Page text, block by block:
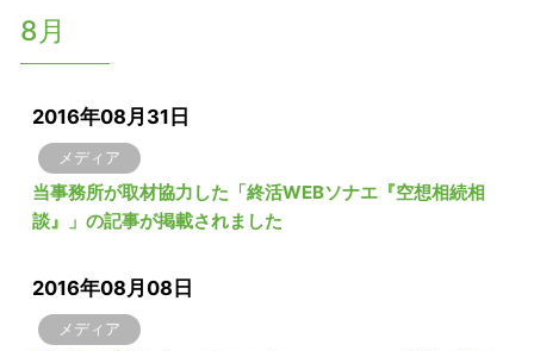
8月
2016年08月31日
メディア
当事務所が取材協力した「終活WEBソナエ『空想相続相
談』」の記事が掲載されました
2016年08月08日
メディア